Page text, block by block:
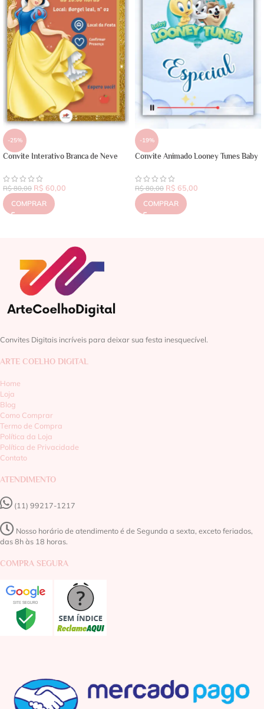
-25%
Convite Interativo Branca de Neve
R$80,00 R$ 60,00
COMPRAR
-19%
Convite Animado Looney Tunes Baby
R$80,00 R$ 65,00
COMPRAR
Convites Digitais incríveis para deixar sua festa inesquecível.
ARTE COELHO DIGITAL
Home
Loja
Blog
Como Comprar
Termo de Compra
Política da Loja
Política de Privacidade
Contato
ATENDIMENTO
(11) 99217-1217‬
Nosso horário de atendimento é de Segunda a sexta, exceto feriados,
das 8h às 18 horas.
COMPRA SEGURA